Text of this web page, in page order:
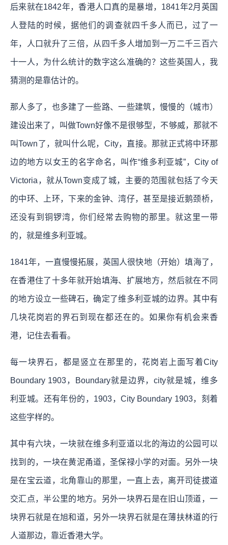
后来就在1842年，香港人口真的是暴增，1841年2月英国
人登陆的时候，据他们的调查就四千多人而已，过了一
年，人口就升了三倍，从四千多人增加到一万二千三百六
十一人，为什么统计的数字这么准确的？这些英国人，我
猜测的是靠估计的。
那人多了，也多建了一些路、一些建筑，慢慢的（城市）
建设出来了，叫做Town好像不是很够型，不够威，那就不
叫Town了，就叫什么呢，City，直接。那就正式将中环那
边的地方以女王的名字命名，叫作“维多利亚城”，City of
Victoria，就从Town变成了城，主要的范围就包括了今天
的中环、上环，下来的金钟、湾仔，甚至是接近鹅颈桥，
还没有到铜锣湾，你们经常去购物的那里。就这里一带
的，就是维多利亚城。
1841年，一直慢慢拓展，英国人很快地（开始）填海了，
在香港住了十多年就开始填海、扩展地方，然后就在不同
的地方设立一些碑石，确定了维多利亚城的边界。其中有
几块花岗岩的界石到现在都还在的。如果你有机会来香
港，记住去看看。
每一块界石，都是竖立在那里的，花岗岩上面写着City
Boundary 1903，Boundary就是边界，city就是城，维多
利亚城。还有年份的，1903，City Boundary 1903，刻着
这些字样的。
其中有六块，一块就在维多利亚道以北的海边的公园可以
找到的，一块在黄泥甬道，圣保禄小学的对面。另外一块
是在宝云道，北角靠山的那里，一直上去，离开司徒拔道
交汇点，半公里的地方。另外一块界石是在旧山顶道，一
块界石就是在旭和道，另外一块界石就是在薄扶林道的行
人道那边，靠近香港大学。